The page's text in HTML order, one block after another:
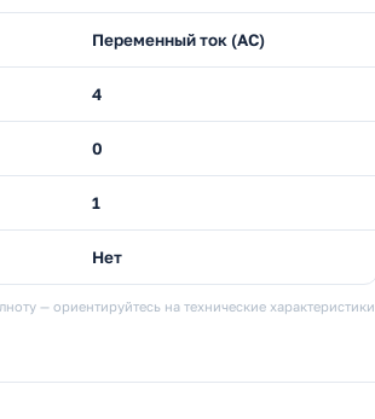
Переменный ток (AC)
4
0
1
Нет
— ориентируйтесь на технические характеристики